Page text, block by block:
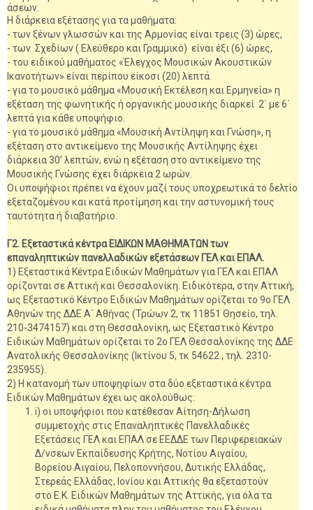
Η διάρκεια εξέτασης για τα μαθήματα:
- των ξένων γλωσσών και της Αρμονίας είναι τρεις (3) ώρες,
- των Σχεδίων ( Ελεύθερο και Γραμμικό) είναι έξι (6) ώρες,
- του ειδικού μαθήματος «Έλεγχος Μουσικών Ακουστικών
Ικανοτήτων» είναι περίπου είκοσι (20) λεπτά.
- για το μουσικό μάθημα «Μουσική Εκτέλεση και Ερμηνεία» η
εξέταση της φωνητικής ή οργανικής μουσικής διαρκεί 2΄ με 6΄
λεπτά για κάθε υποψήφιο.
- για το μουσικό μάθημα «Μουσική Αντίληψη και Γνώση», η
εξέταση στο αντικείμενο της Μουσικής Αντίληψης έχει
διάρκεια 30’ λεπτών, ενώ η εξέταση στο αντικείμενο της
Μουσικής Γνώσης έχει διάρκεια 2 ωρών.
Οι υποψήφιοι πρέπει να έχουν μαζί τους υποχρεωτικά το δελτίο
εξεταζομένου και κατά προτίμηση και την αστυνομική τους
ταυτότητα ή διαβατήριο.
Γ2. Εξεταστικά κέντρα ΕΙΔΙΚΩΝ ΜΑΘΗΜΑΤΩΝ των
επαναληπτικών πανελλαδικών εξετάσεων ΓΕΛ και ΕΠΑΛ.
1) Εξεταστικά Κέντρα Ειδικών Μαθημάτων για ΓΕΛ και ΕΠΑΛ
ορίζονται σε Αττική και Θεσσαλονίκη. Ειδικότερα, στην Αττική,
ως Εξεταστικό Κέντρο Ειδικών Μαθημάτων ορίζεται το 9ο ΓΕΛ
Αθηνών της ΔΔΕ Α΄ Αθήνας (Τρώων 2, τκ 11851 Θησείο, τηλ.
210-3474157) και στη Θεσσαλονίκη, ως Εξεταστικό Κέντρο
Ειδικών Μαθημάτων ορίζεται το 2ο ΓΕΛ Θεσσαλονίκης της ΔΔΕ
Ανατολικής Θεσσαλονίκης (Ικτίνου 5, τκ 54622 , τηλ. 2310-
235955).
2) Η κατανομή των υποψηφίων στα δύο εξεταστικά κέντρα
Ειδικών Μαθημάτων έχει ως ακολούθως:
i) οι υποψήφιοι που κατέθεσαν Αίτηση-Δήλωση
συμμετοχής στις Επαναληπτικές Πανελλαδικές
Εξετάσεις ΓΕΛ και ΕΠΑΛ σε ΕΕΔΔΕ των Περιφερειακών
Δ/νσεων Εκπαίδευσης Κρήτης, Νοτίου Αιγαίου,
Βορείου Αιγαίου, Πελοποννήσου, Δυτικής Ελλάδας,
Στερεάς Ελλάδας, Ιονίου και Αττικής θα εξεταστούν
στο Ε.Κ. Ειδικών Μαθημάτων της Αττικής, για όλα τα